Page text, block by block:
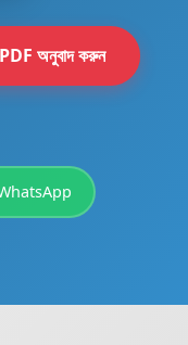
PDF অনুবাদ করুন